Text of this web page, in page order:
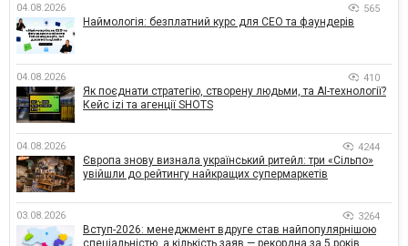
04.08.2026 565
Наймологія: безплатний курс для CEO та фаундерів
04.08.2026 410
Як поєднати стратегію, створену людьми, та AI-технології?
Кейс izi та агенції SHOTS
04.08.2026 4244
Європа знову визнала український ритейл: три «Сільпо»
увійшли до рейтингу найкращих супермаркетів
03.08.2026 3264
Вступ-2026: менеджмент вдруге став найпопулярнішою
спеціальністю, а кількість заяв — рекордна за 5 років